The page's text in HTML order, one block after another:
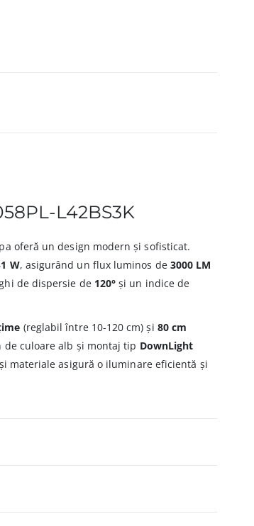
L42BS3K
oferă un design modern și sofisticat.
W, asigurând un flux luminos de 3000 LM
de dispersie de 120° și un indice de
(reglabil între 10-120 cm) și 80 cm
culoare alb și montaj tip DownLight
materiale asigură o iluminare eficientă și